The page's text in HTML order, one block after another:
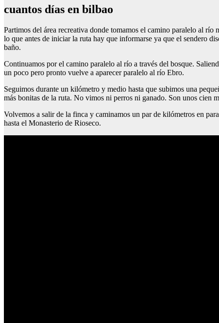
cuantos días en bilbao
Partimos del área recreativa donde tomamos el camino paralelo al
lo que antes de iniciar la ruta hay que informarse ya que el sendero
baño.
Continuamos por el camino paralelo al río a través del bosque.
un poco pero pronto vuelve a aparecer paralelo al río Ebro.
Seguimos durante un kilómetro y medio hasta que subimos una
más bonitas de la ruta. No vimos ni perros ni ganado. Son unos cien
Volvemos a salir de la finca y caminamos un par de kilómetros en
hasta el Monasterio de Rioseco.